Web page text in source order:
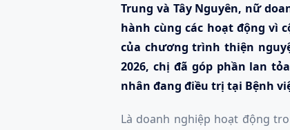
Trung và Tây Nguyên, nữ
hành cùng các hoạt động vì
của chương trình thiện
2026, chị đã góp phần lan
nhân đang điều trị tại Bệnh
Là doanh nghiệp hoạt động